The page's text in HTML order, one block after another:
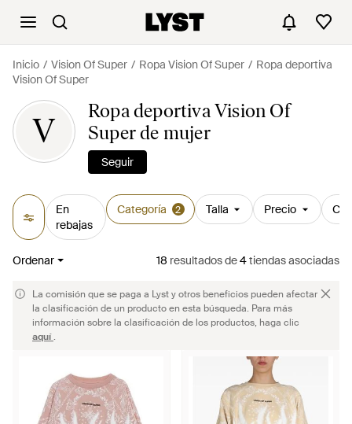
Inicio Vision Of Super Ropa Vision Of Super
Ropa deportiva
Vision Of Super
V
Ropa deportiva Vision Of
Super de mujer
Seguir
En
rebajas
Categoría 2 Talla Precio
Ordenar 18 resultadosde4tiendas asociadas
La comisión que se paga a Lyst y otros beneficios pueden afectar
la clasificación de un producto en esta búsqueda. Para más
información sobre la clasificación de los productos, haga clic
aquí.